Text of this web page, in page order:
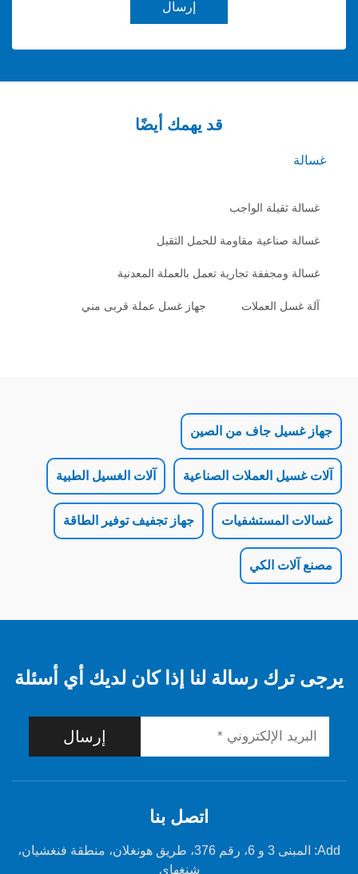
قد يهمك أيضًا
الواجب
مقاومة للحمل الثقيل
تجارية تعمل بالعملة المعدنية
جهاز غسل عملة قربى مني
جاف من الصين
العملات الصناعية آلات الغسيل الطبية
جهاز تجفيف توفير الطاقة
الكي
رسالة لنا إذا كان لديك أي أسئلة
Add: المبنى 3 و 6، رقم 376، طريق هونغلان، منطقة فنغشيان،